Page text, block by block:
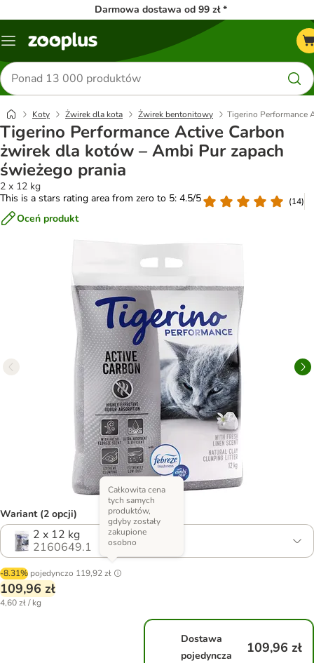
Darmowa dostawa od 99 zł *
Menu
Szukaj
produktów
Koty Żwirek dla kota Żwirek bentonitowy Tigerino Performance
Tigerino Performance Active Carbon
żwirek dla kotów – Ambi Pur zapach
świeżego prania
2 x 12 kg
This is a stars rating area from zero to 5: 4.5/5
(14)
Oceń produkt
Wariant (2 opcji)
2 x 12 kg
2160649.1
-8.31% pojedynczo 119,92 zł
Całkowita cena
tych samych
produktów,
gdyby zostały
zakupione
osobno
109,96 zł
4,60 zł / kg
Dostawa
pojedyncza
109,96 zł